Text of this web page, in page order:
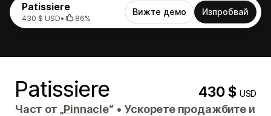
Patissiere
430 $ USD• 86%
Вижте демо Изпробвай
Patissiere 430 $USD
Част от „Pinnacle“ • Ускорете продажбите и